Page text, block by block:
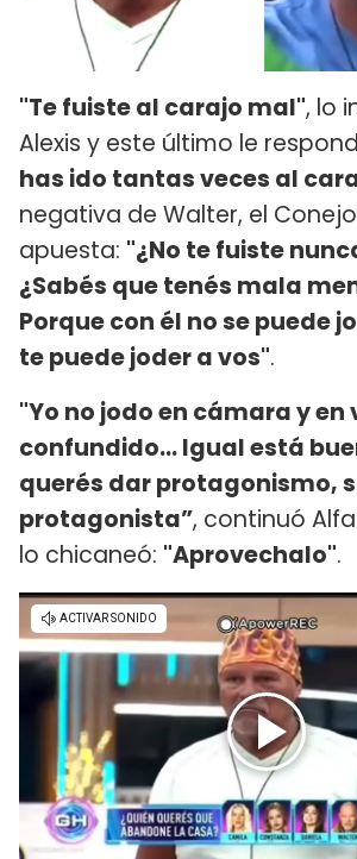
"Te fuiste al carajo mal", lo
Alexis y este último le
has ido tantas veces al
negativa de Walter, el
apuesta: "¿No te fuiste
¿Sabés que tenés mala
Porque con él no se puede
te puede joder a vos".
"Yo no jodo en cámara y en
confundido… Igual está
querés dar protagonismo,
protagonista”, continuó
lo chicaneó: "Aprovechalo".